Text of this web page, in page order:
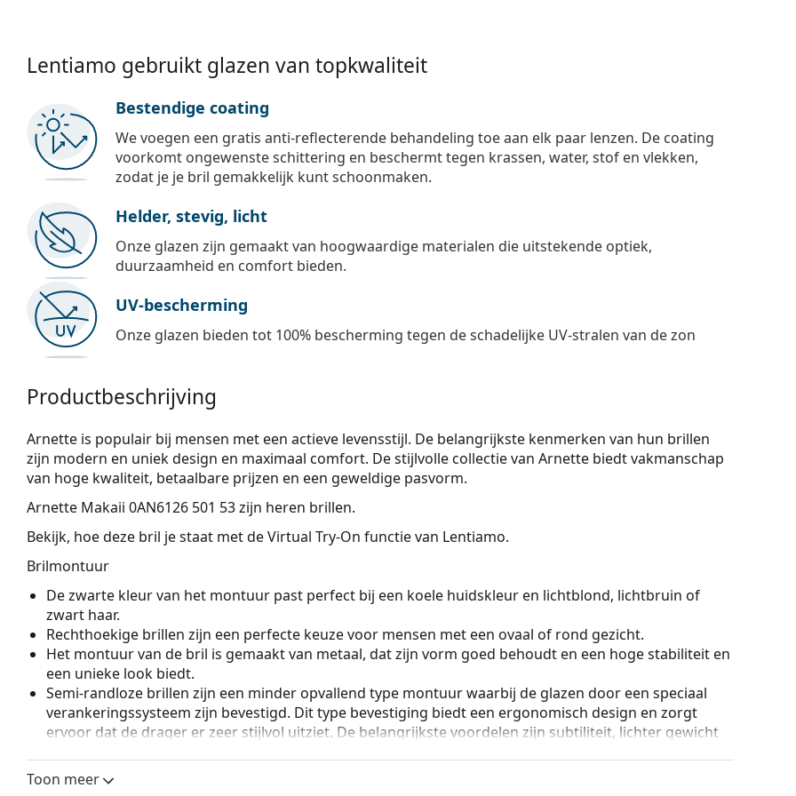
Lentiamo gebruikt glazen van topkwaliteit
Bestendige coating
We voegen een gratis anti-reflecterende behandeling toe aan elk paar lenzen. De coating
voorkomt ongewenste schittering en beschermt tegen krassen, water, stof en vlekken,
zodat je je bril gemakkelijk kunt schoonmaken.
Helder, stevig, licht
Onze glazen zijn gemaakt van hoogwaardige materialen die uitstekende optiek,
duurzaamheid en comfort bieden.
UV-bescherming
Onze glazen bieden tot 100% bescherming tegen de schadelijke UV-stralen van de zon
Productbeschrijving
Arnette is populair bij mensen met een actieve levensstijl. De belangrijkste kenmerken van hun brillen
zijn modern en uniek design en maximaal comfort. De stijlvolle collectie van Arnette biedt vakmanschap
van hoge kwaliteit, betaalbare prijzen en een geweldige pasvorm.
Arnette Makaii 0AN6126 501 53zijn heren brillen.
Bekijk, hoe deze bril je staat met de Virtual Try-On functie van Lentiamo.
Brilmontuur
De zwarte kleur van het montuur past perfect bij een koele huidskleur en lichtblond, lichtbruin of
zwart haar.
Rechthoekige brillen zijn een perfecte keuze voor mensen met een ovaal of rond gezicht.
Het montuur van de bril is gemaakt van metaal, dat zijn vorm goed behoudt en een hoge stabiliteit en
een unieke look biedt.
Semi-randloze brillen zijn een minder opvallend type montuur waarbij de glazen door een speciaal
verankeringssysteem zijn bevestigd. Dit type bevestiging biedt een ergonomisch design en zorgt
ervoor dat de drager er zeer stijlvol uitziet. De belangrijkste voordelen zijn subtiliteit, lichter gewicht
1,5 of brillenglazen gemaakt van Trivex.
Toon meer